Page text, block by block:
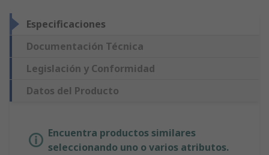
Especificaciones
Documentación Técnica
Legislación y Conformidad
Datos del Producto
Encuentra productos similares
seleccionando uno o varios atributos.